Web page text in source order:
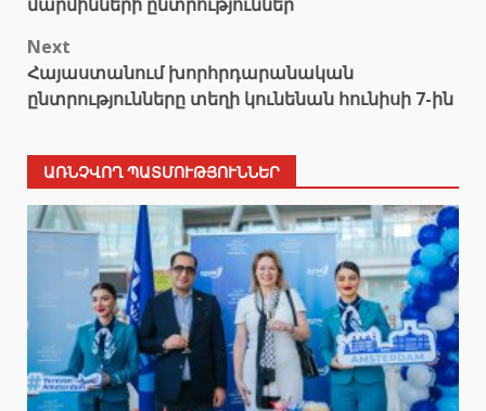
Next
Հայաստանում խորհրդարանական
ընտրությունները տեղի կունենան հունիսի 7-ին
ԱՌՆՉՎՈՂ ՊԱՏՄՈՒԹՅՈՒՆՆԵՐ